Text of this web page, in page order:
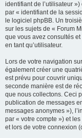
identifiant de l’utilisateur
par « identifiant de la
le logiciel phpBB. Un
sur les sujets de « Forum
que vous avez consultés
en tant qu’utilisateur.
Lors de votre navigation
également créer une
est prévu pour couvrir
seconde manière est de
que nous collectons. Ceci
publication de messages
messages anonymes »),
par « votre compte ») et
et lors de votre connexion